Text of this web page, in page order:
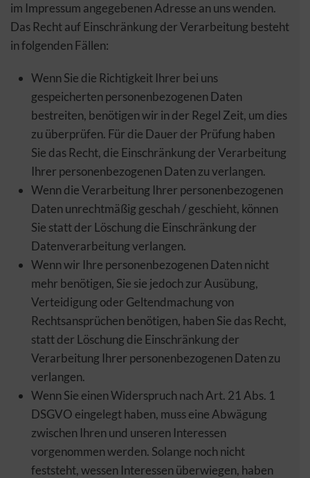
im Impressum angegebenen Adresse an uns wenden.
Das Recht auf Einschränkung der Verarbeitung besteht
in folgenden Fällen:
Wenn Sie die Richtigkeit Ihrer bei uns
gespeicherten personenbezogenen Daten
bestreiten, benötigen wir in der Regel Zeit, um dies
zu überprüfen. Für die Dauer der Prüfung haben
Sie das Recht, die Einschränkung der Verarbeitung
Ihrer personenbezogenen Daten zu verlangen.
Wenn die Verarbeitung Ihrer personenbezogenen
Daten unrechtmäßig geschah / geschieht, können
Sie statt der Löschung die Einschränkung der
Datenverarbeitung verlangen.
Wenn wir Ihre personenbezogenen Daten nicht
mehr benötigen, Sie sie jedoch zur Ausübung,
Verteidigung oder Geltendmachung von
Rechtsansprüchen benötigen, haben Sie das Recht,
statt der Löschung die Einschränkung der
Verarbeitung Ihrer personenbezogenen Daten zu
verlangen.
Wenn Sie einen Widerspruch nach Art. 21 Abs. 1
DSGVO eingelegt haben, muss eine Abwägung
zwischen Ihren und unseren Interessen
vorgenommen werden. Solange noch nicht
feststeht, wessen Interessen überwiegen, haben